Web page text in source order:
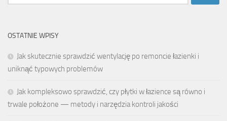
OSTATNIE WPISY
Jak skutecznie sprawdzić wentylację po remoncie łazienki i
uniknąć typowych problemów
Jak kompleksowo sprawdzić, czy płytki w łazience są równo i
trwale położone — metody i narzędzia kontroli jakości